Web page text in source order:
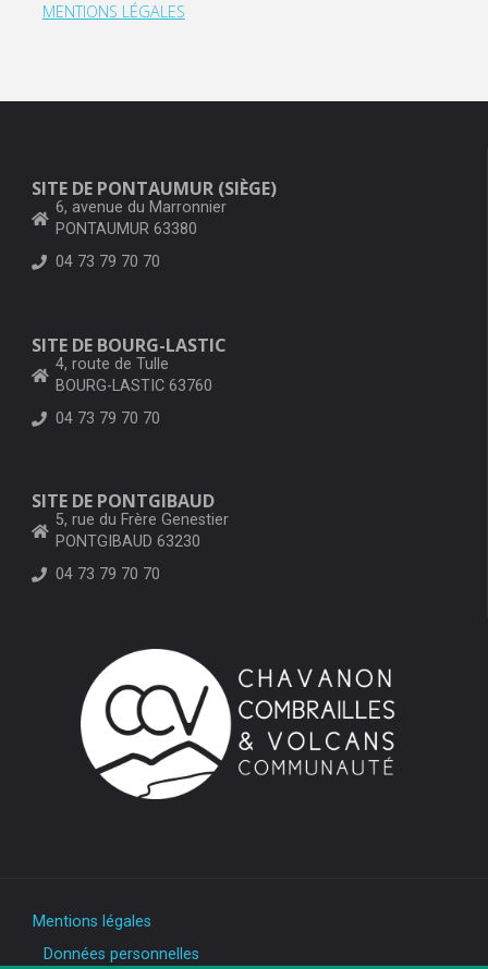
MENTIONS LÉGALES
SITE DE PONTAUMUR (SIÈGE)
6, avenue du Marronnier
PONTAUMUR 63380
04 73 79 70 70
SITE DE BOURG-LASTIC
4, route de Tulle
BOURG-LASTIC 63760
04 73 79 70 70
SITE DE PONTGIBAUD
5, rue du Frère Genestier
PONTGIBAUD 63230
04 73 79 70 70
Mentions légales
Données personnelles